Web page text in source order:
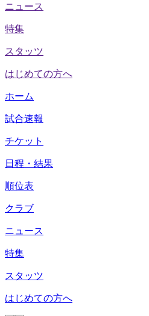
ニュース
特集
スタッツ
はじめての方へ
ホーム
試合速報
チケット
日程・結果
順位表
クラブ
ニュース
特集
スタッツ
はじめての方へ